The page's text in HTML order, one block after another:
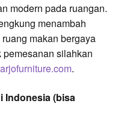
modern pada ruangan.
menambah
makan bergaya
silahkan
.
Indonesia (bisa